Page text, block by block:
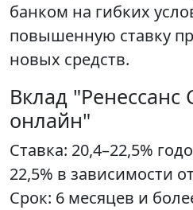
банком на гибких
повышенную ставку
новых средств.
Вклад
онлайн"
Ставка: 20,4–22,5%
22,5% в зависимости
Срок: 6 месяцев и